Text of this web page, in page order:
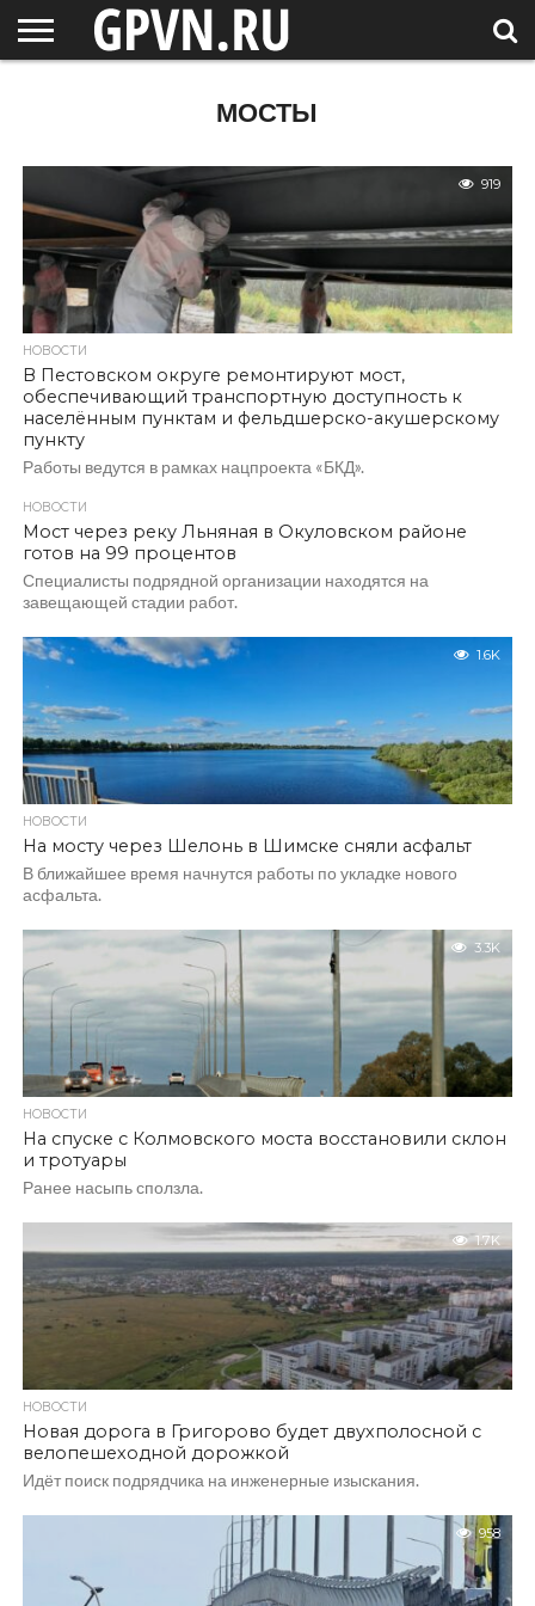
МОСТЫ
919
НОВОСТИ
В Пестовском округе ремонтируют мост,
обеспечивающий транспортную доступность к
населённым пунктам и фельдшерско-акушерскому
пункту
Работы ведутся в рамках нацпроекта «БКД».
НОВОСТИ
Мост через реку Льняная в Окуловском районе
готов на 99 процентов
Специалисты подрядной организации находятся на
завещающей стадии работ.
1.6K
НОВОСТИ
На мосту через Шелонь в Шимске сняли асфальт
В ближайшее время начнутся работы по укладке нового
асфальта.
3.3K
НОВОСТИ
На спуске с Колмовского моста восстановили склон
и тротуары
Ранее насыпь сползла.
1.7K
НОВОСТИ
Новая дорога в Григорово будет двухполосной с
велопешеходной дорожкой
Идёт поиск подрядчика на инженерные изыскания.
958